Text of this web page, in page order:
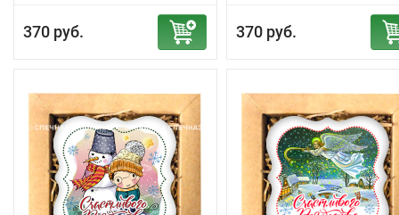
370 руб. 370 руб.